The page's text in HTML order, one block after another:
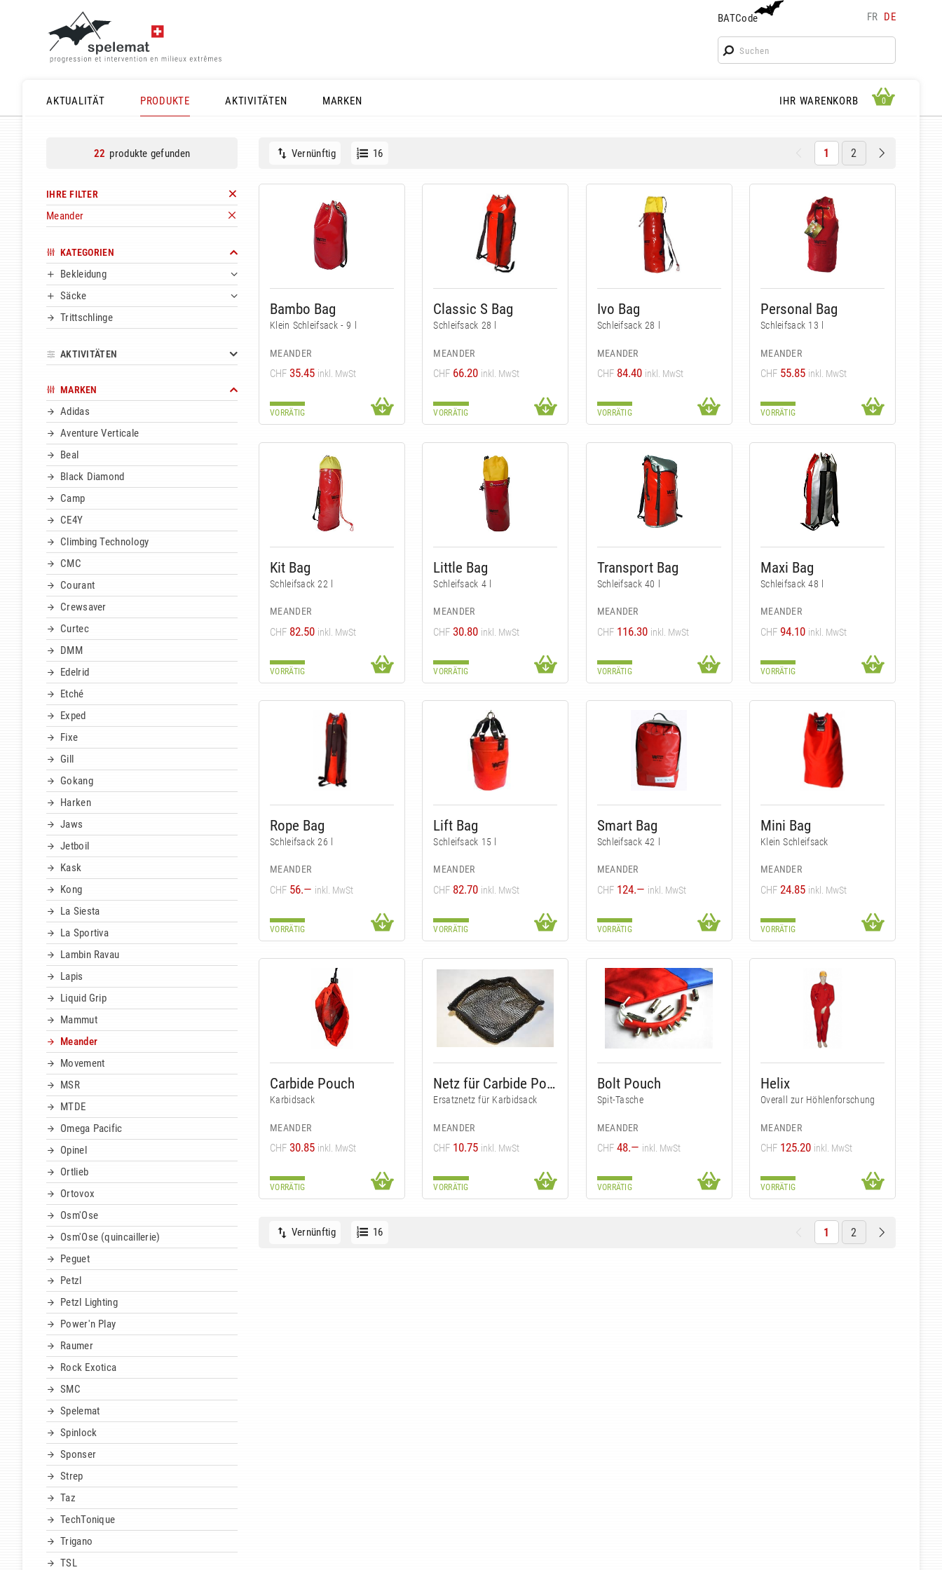
BATCode FR DE
BATCode
Geben Sie Ihren Namen ein und bestätigen
AKTUALITÄT
PRODUKTE AKTIVITÄTEN MARKEN IHR WARENKORB 0 0
22 produkte gefunden
IHRE FILTER
Meander
KATEGORIEN
Bekleidung
Säcke
Trittschlinge
AKTIVITÄTEN
MARKEN
Adidas
Aventure Verticale
Beal
Black Diamond
Camp
CE4Y
Climbing Technology
CMC
Courant
Crewsaver
Curtec
DMM
Edelrid
Etché
Exped
Fixe
Gill
Gokang
Harken
Jaws
Jetboil
Kask
Kong
La Siesta
La Sportiva
Lambin Ravau
Lapis
Liquid Grip
Mammut
Meander
Movement
MSR
MTDE
Omega Pacific
Opinel
Ortlieb
Ortovox
Osm'Ose
Osm'Ose (quincaillerie)
Peguet
Petzl
Petzl Lighting
Power'n Play
Raumer
Rock Exotica
SMC
Spelemat
Spinlock
Sponser
Strep
Taz
TechTonique
Trigano
TSL
Vernünftig 16 1 2
Bambo Bag
Klein Schleifsack - 9 l
MEANDER
CHF 35.45 inkl. MwSt
VORRÄTIG
Classic S Bag
Schleifsack 28 l
MEANDER
CHF 66.20 inkl. MwSt
VORRÄTIG
Ivo Bag
Schleifsack 28 l
MEANDER
CHF 84.40 inkl. MwSt
VORRÄTIG
Personal Bag
Schleifsack 13 l
MEANDER
CHF 55.85 inkl. MwSt
VORRÄTIG
Kit Bag
Schleifsack 22 l
MEANDER
CHF 82.50 inkl. MwSt
VORRÄTIG
Little Bag
Schleifsack 4 l
MEANDER
CHF 30.80 inkl. MwSt
VORRÄTIG
Transport Bag
Schleifsack 40 l
MEANDER
CHF 116.30 inkl. MwSt
VORRÄTIG
Maxi Bag
Schleifsack 48 l
MEANDER
CHF 94.10 inkl. MwSt
VORRÄTIG
Rope Bag
Schleifsack 26 l
MEANDER
CHF 56.— inkl. MwSt
VORRÄTIG
Lift Bag
Schleifsack 15 l
MEANDER
CHF 82.70 inkl. MwSt
VORRÄTIG
Smart Bag
Schleifsack 42 l
MEANDER
CHF 124.— inkl. MwSt
VORRÄTIG
Mini Bag
Klein Schleifsack
MEANDER
CHF 24.85 inkl. MwSt
VORRÄTIG
Carbide Pouch
Karbidsack
MEANDER
CHF 30.85 inkl. MwSt
VORRÄTIG
Netz für Carbide Pouch
Ersatznetz für Karbidsack
MEANDER
CHF 10.75 inkl. MwSt
VORRÄTIG
Bolt Pouch
Spit-Tasche
MEANDER
CHF 48.— inkl. MwSt
VORRÄTIG
Helix
Overall zur Höhlenforschung
MEANDER
CHF 125.20 inkl. MwSt
VORRÄTIG
Vernünftig 16 1 2